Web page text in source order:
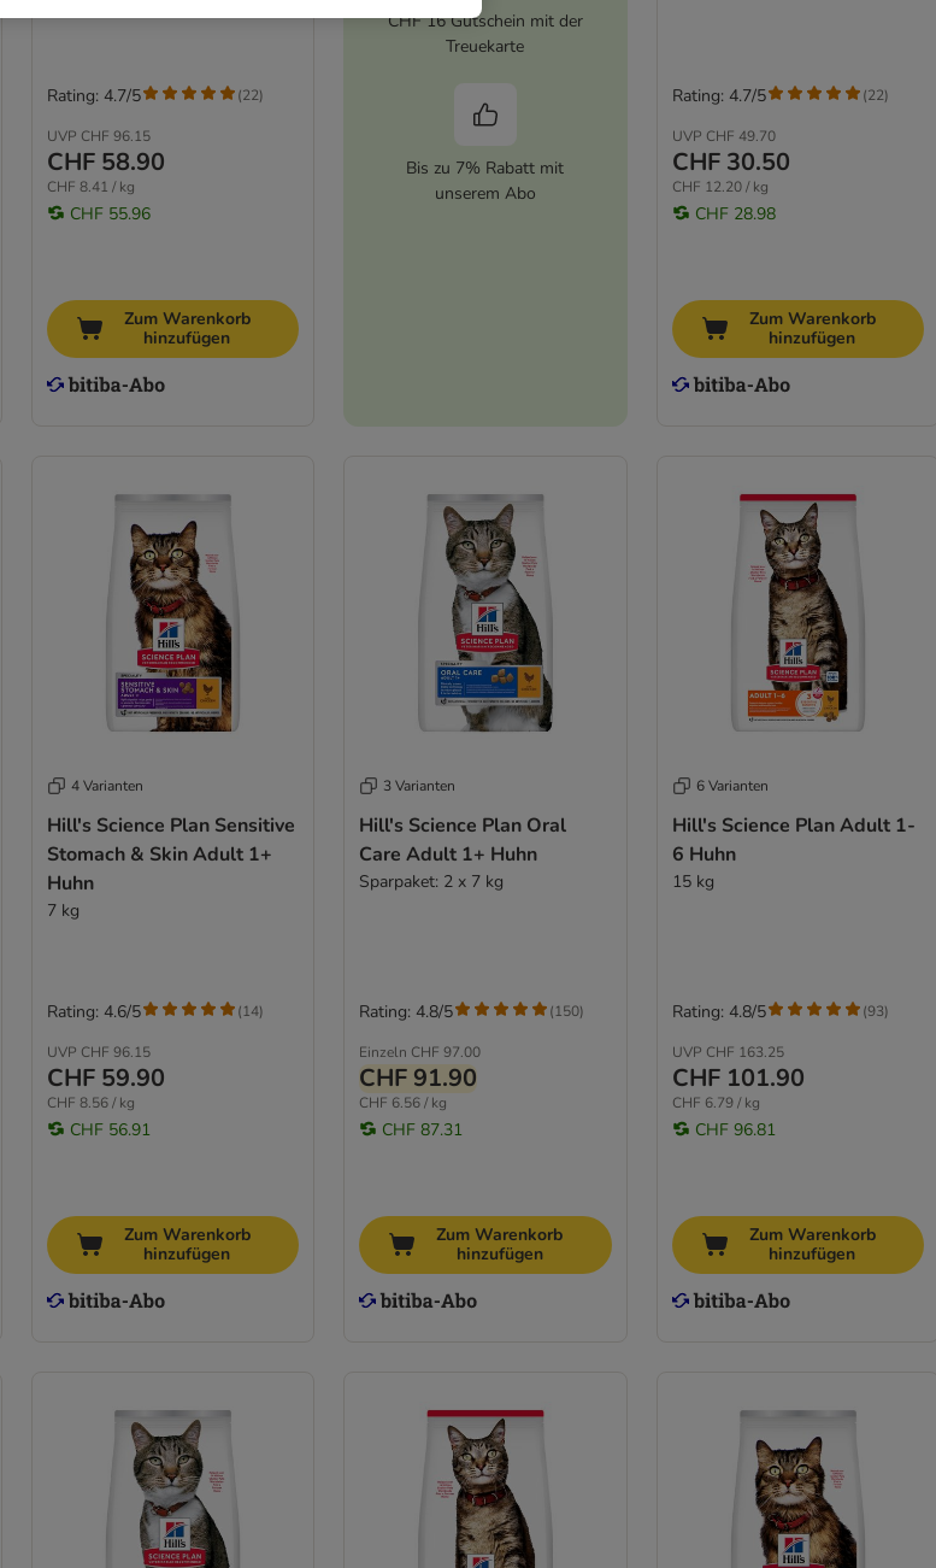
UVP CHF 96.15
CHF 58.90
CHF 8.41 / kg
CHF 55.96
Rating: 4.7/5 (22)
Zum Warenkorb
hinzufügen
CHF 16 Gutschein mit der
Treuekarte
Bis zu 7% Rabatt mit
unserem Abo
UVP CHF 49.70
CHF 30.50
CHF 12.20 / kg
CHF 28.98
Rating: 4.7/5 (22)
Zum Warenkorb
hinzufügen
4 Varianten
Hill's Science Plan Sensitive
Stomach & Skin Adult 1+
Huhn
7 kg
UVP CHF 96.15
CHF 59.90
CHF 8.56 / kg
CHF 56.91
Rating: 4.6/5 (14)
Zum Warenkorb
hinzufügen
3 Varianten
Hill's Science Plan Oral
Care Adult 1+ Huhn
Sparpaket: 2 x 7 kg
Einzeln CHF 97.00
CHF 91.90
CHF 6.56 / kg
CHF 87.31
Rating: 4.8/5 (150)
Zum Warenkorb
hinzufügen
6 Varianten
Hill's Science Plan Adult 1-
6 Huhn
15 kg
UVP CHF 163.25
CHF 101.90
CHF 6.79 / kg
CHF 96.81
Rating: 4.8/5 (93)
Zum Warenkorb
hinzufügen